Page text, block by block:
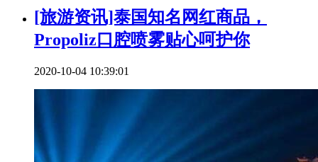
[旅游资讯]泰国知名网红商品，
Propoliz口腔喷雾贴心呵护你
2020-10-04 10:39:01